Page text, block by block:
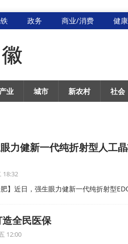
政务 商业/消费 健康
产业 城市 新农村 社会
力健新一代纯折射型人工
18:32
】近日，强生眼力健新一代纯折射型
全民医保
12:00